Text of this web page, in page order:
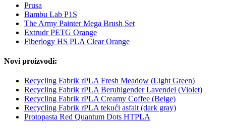
Prusa
Bambu Lab P1S
The Army Painter Mega Brush Set
Extrudr PETG Orange
Fiberlogy HS PLA Clear Orange
Novi proizvodi:
Recycling Fabrik rPLA Fresh Meadow (Light Green)
Recycling Fabrik rPLA Beruhigender Lavendel (Violet)
Recycling Fabrik rPLA Creamy Coffee (Beige)
Recycling Fabrik rPLA tekući asfalt (dark gray)
Protopasta Red Quantum Dots HTPLA